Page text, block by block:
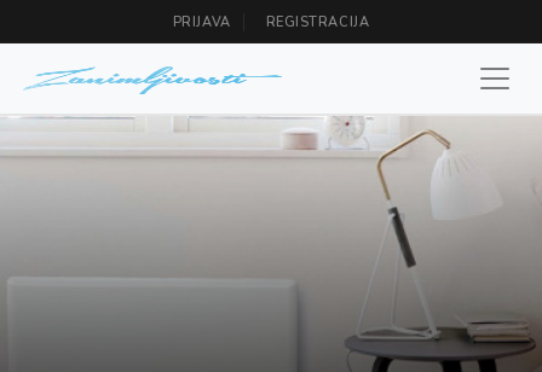
PRIJAVA REGISTRACIJA